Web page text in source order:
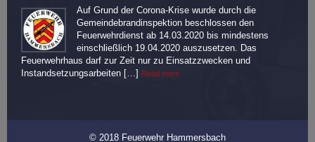
Auf Grund der Corona-Krise wurde durch die
Gemeindebrandinspektion beschlossen den
Feuerwehrdienst ab 14.03.2020 bis mindestens
einschließlich 19.04.2020 auszusetzen. Das
Feuerwehrhaus darf zur Zeit nur zu Einsatzzwecken und
Instandsetzungsarbeiten […] Read more
© 2018 Feuerwehr Hammersbach